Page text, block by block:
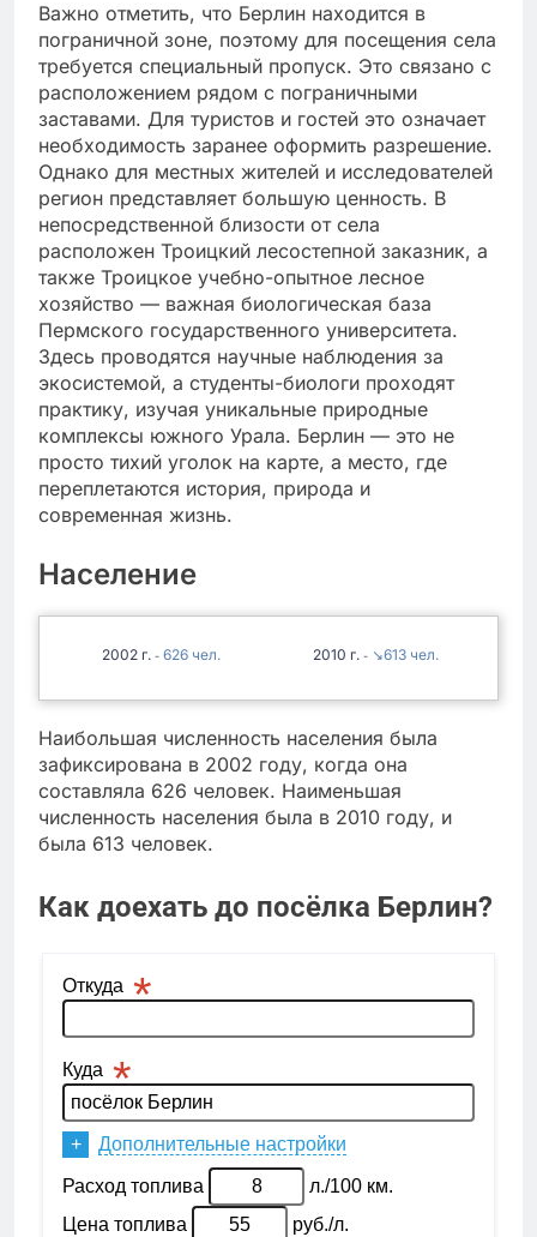
Важно отметить, что Берлин находится в
пограничной зоне, поэтому для посещения села
требуется специальный пропуск. Это связано с
расположением рядом с пограничными
заставами. Для туристов и гостей это означает
необходимость заранее оформить разрешение.
Однако для местных жителей и исследователей
регион представляет большую ценность. В
непосредственной близости от села
расположен Троицкий лесостепной заказник, а
также Троицкое учебно-опытное лесное
хозяйство — важная биологическая база
Пермского государственного университета.
Здесь проводятся научные наблюдения за
экосистемой, а студенты-биологи проходят
практику, изучая уникальные природные
комплексы южного Урала. Берлин — это не
просто тихий уголок на карте, а место, где
переплетаются история, природа и
современная жизнь.
Население
2002 - 626 2010 - ↘613
Наибольшая численность населения была
зафиксирована в 2002 году, когда она
составляла 626 человек. Наименьшая
численность населения была в 2010 году, и
была 613 человек.
Как доехать до посёлка Берлин?